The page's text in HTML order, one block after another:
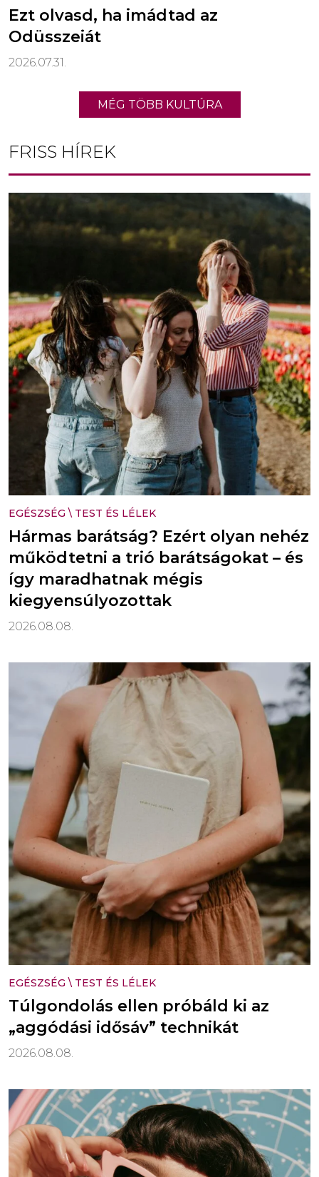
Ezt olvasd, ha imádtad az
Odüsszeiát
2026.07.31.
MÉG TÖBB KULTÚRA
FRISS HÍREK
EGÉSZSÉG \ TEST ÉS LÉLEK
Hármas barátság? Ezért olyan nehéz
működtetni a trió barátságokat – és
így maradhatnak mégis
kiegyensúlyozottak
2026.08.08.
EGÉSZSÉG \ TEST ÉS LÉLEK
Túlgondolás ellen próbáld ki az
„aggódási idősáv” technikát
2026.08.08.